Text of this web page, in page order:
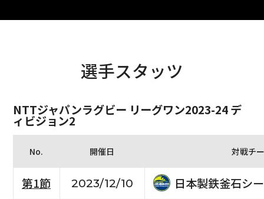
選手スタッツ
NTTジャパンラグビー リーグワン2023-24 デ
ィビジョン2
No. 開催日 対戦チ
第1節 2023/12/10
日本製鉄釜石シ